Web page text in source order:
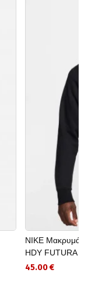
NIKE
HDY FUTURA
45.00 €